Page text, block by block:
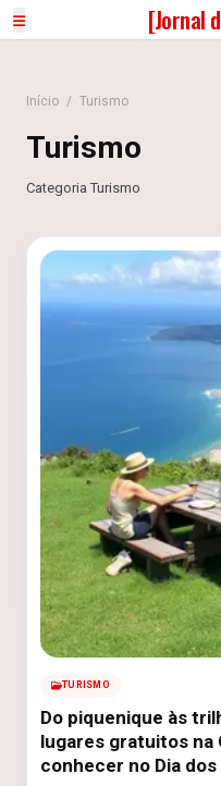
[Jornal
Início / Turismo
Turismo
Categoria Turismo
TURISMO
Do piquenique às
lugares gratuitos na
conhecer no Dia dos